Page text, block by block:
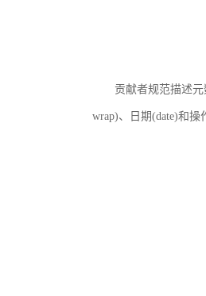
贡献者规范描述
wrap)、日期(date)和操